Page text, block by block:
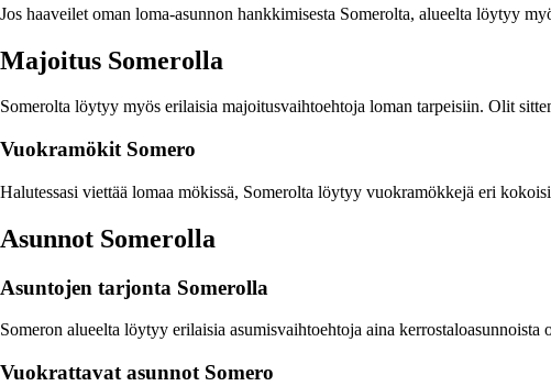
Jos haaveilet oman loma-asunnon hankkimisesta Somerolta, alueelta löytyy
Majoitus Somerolla
Somerolta löytyy myös erilaisia majoitusvaihtoehtoja loman tarpeisiin. Olit
Vuokramökit Somero
Halutessasi viettää lomaa mökissä, Somerolta löytyy vuokramökkejä eri
Asunnot Somerolla
Asuntojen tarjonta Somerolla
Someron alueelta löytyy erilaisia asumisvaihtoehtoja aina
Vuokrattavat asunnot Somero